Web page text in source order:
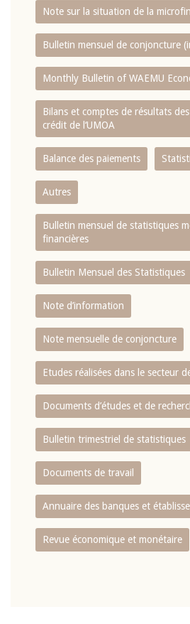
Note sur la situation de la
Bulletin mensuel de conjoncture
Monthly Bulletin of WAEMU
Bilans et comptes de résultats
crédit de l‘UMOA
Balance des paiements
Autres
Bulletin mensuel de statistiques
financières
Bulletin Mensuel des Statistiques
Note d’information
Note mensuelle de conjoncture
Etudes réalisées dans le secteur
Documents d’études et de
Bulletin trimestriel de statistiques
Documents de travail
Annuaire des banques et
Revue économique et monétaire